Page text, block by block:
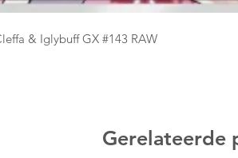
& Iglybuff GX #143 RAW
Gerelateerde